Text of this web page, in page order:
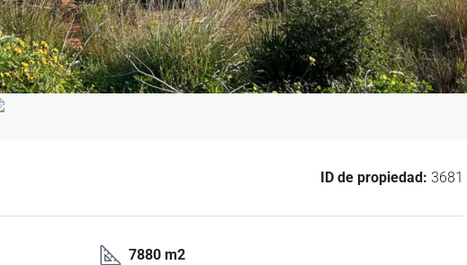
ID de propiedad: 3681
7880 m2